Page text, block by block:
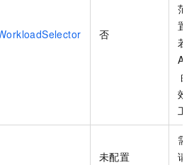
否
范
置
若
的
效
工
未配置
需
请